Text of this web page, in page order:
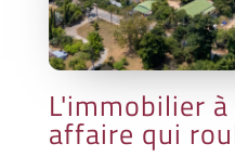
L'immobilier
affaire qui